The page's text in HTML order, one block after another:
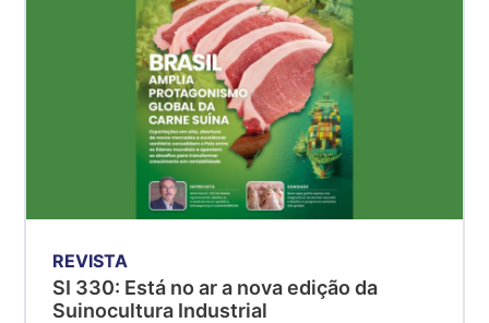
Suíno - Estadual
Suíno - Estadual
R$ 4,51
Suíno - Estadual
SC
REVISTA
SI 330: Está no ar a nova edição da
Suinocultura Industrial